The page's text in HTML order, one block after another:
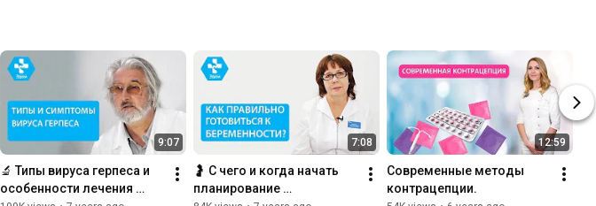
9:07
🔬 Типы вируса герпеса и
особенности лечения
7:08
🤰 С чего и когда начать
планирование
12:59
Современные методы
контрацепции.